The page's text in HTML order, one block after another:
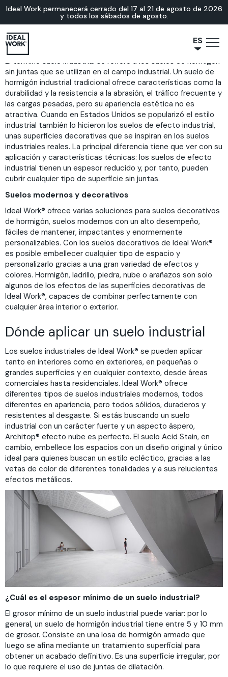
Ideal Work permanecerá cerrado del 17 al 21 de agosto de 2026
y todos los sábados de agosto.
ES
JA
IT
FR
DE
El término suelo industrial se refiere a los suelos de hormigón
sin juntas que se utilizan en el campo industrial. Un suelo de
hormigón industrial tradicional ofrece características como la
durabilidad y la resistencia a la abrasión, el tráfico frecuente y
las cargas pesadas, pero su apariencia estética no es
atractiva. Cuando en Estados Unidos se popularizó el estilo
industrial también lo hicieron los suelos de efecto industrial,
unas superficies decorativas que se inspiran en los suelos
industriales reales. La principal diferencia tiene que ver con su
aplicación y características técnicas: los suelos de efecto
industrial tienen un espesor reducido y, por tanto, pueden
cubrir cualquier tipo de superficie sin juntas.
Suelos modernos y decorativos
Ideal Work® ofrece varias soluciones para suelos decorativos
de hormigón, suelos modernos con un alto desempeño,
fáciles de mantener, impactantes y enormemente
personalizables. Con los suelos decorativos de Ideal Work®
es posible embellecer cualquier tipo de espacio y
personalizarlo gracias a una gran variedad de efectos y
colores. Hormigón, ladrillo, piedra, nube o arañazos son solo
algunos de los efectos de las superficies decorativas de
Ideal Work®, capaces de combinar perfectamente con
cualquier área interior o exterior.
Dónde aplicar un suelo industrial
Los suelos industriales de Ideal Work® se pueden aplicar
tanto en interiores como en exteriores, en pequeñas o
grandes superficies y en cualquier contexto, desde áreas
comerciales hasta residenciales. Ideal Work® ofrece
diferentes tipos de suelos industriales modernos, todos
diferentes en apariencia, pero todos sólidos, duraderos y
resistentes al desgaste. Si estás buscando un suelo
industrial con un carácter fuerte y un aspecto áspero,
Architop® efecto nube es perfecto. El suelo Acid Stain, en
cambio, embellece los espacios con un diseño original y único
ideal para quienes buscan un estilo ecléctico, gracias a las
vetas de color de diferentes tonalidades y a sus relucientes
efectos metálicos.
¿Cuál es el espesor mínimo de un suelo industrial?
El grosor mínimo de un suelo industrial puede variar: por lo
general, un suelo de hormigón industrial tiene entre 5 y 10 mm
de grosor. Consiste en una losa de hormigón armado que
luego se afina mediante un tratamiento superficial para
obtener un acabado definitivo. Es una superficie irregular, por
lo que requiere el uso de juntas de dilatación.